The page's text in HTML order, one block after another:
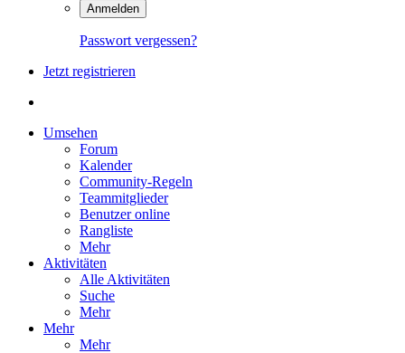
Anmelden
Passwort vergessen?
Jetzt registrieren
Umsehen
Forum
Kalender
Community-Regeln
Teammitglieder
Benutzer online
Rangliste
Mehr
Aktivitäten
Alle Aktivitäten
Suche
Mehr
Mehr
Mehr